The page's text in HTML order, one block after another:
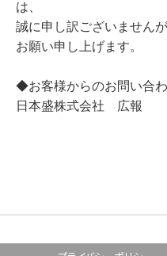
は、
誠に申し訳ございません
お願い申し上げます。
◆お客様からのお問い合
日本盛株式会社 広報